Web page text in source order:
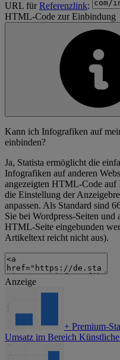
URL fürReferenzlink:
HTML-Code zur Einbindung
Kann ich Infografiken auf
einbinden?
Ja, Statista ermöglicht die
Infografiken auf anderen
angezeigten HTML-Code auf
die Einstellung der
anpassen. Als Standard sind
Sie bei Wordpress-Seiten
HTML-Seite eingebunden
Artikeltext reicht nicht aus).
Anzeige
+ Premium-
Umsatz im Bereich